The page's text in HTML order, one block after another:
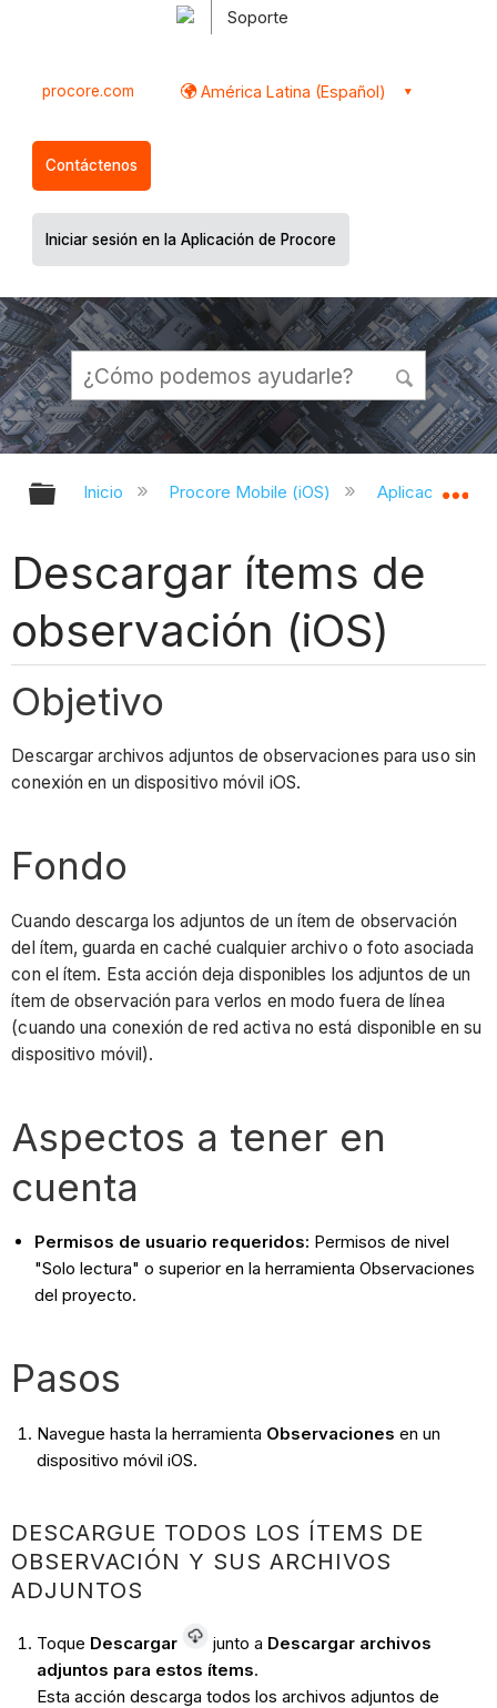
Soporte
procore.com América Latina (Español)
Contáctenos
Iniciar sesión en la Aplicación de Procore
Expandir/contraer jerarquía global
Inicio Procore Mobile (iOS) Aplicación iOS
Descargar ítems de
observación (iOS)
Objetivo
Descargar archivos adjuntos de observaciones para uso sin
conexión en un dispositivo móvil iOS.
Fondo
Cuando descarga los adjuntos de un ítem de observación
del ítem, guarda en caché cualquier archivo o foto asociada
con el ítem. Esta acción deja disponibles los adjuntos de un
ítem de observación para verlos en modo fuera de línea
(cuando una conexión de red activa no está disponible en su
dispositivo móvil).
Aspectos a tener en
cuenta
Permisos de usuario requeridos: Permisos de nivel
"Solo lectura" o superior en la herramienta Observaciones
del proyecto.
Pasos
Navegue hasta la herramienta Observaciones en un
dispositivo móvil iOS.
DESCARGUE TODOS LOS ÍTEMS DE
OBSERVACIÓN Y SUS ARCHIVOS
ADJUNTOS
Toque Descargar junto a Descargar archivos
adjuntos para estos ítems.
Esta acción descarga todos los archivos adjuntos de